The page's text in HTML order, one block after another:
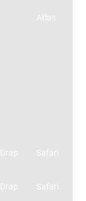
Atlas
Drap
Drap
Safari
Safari